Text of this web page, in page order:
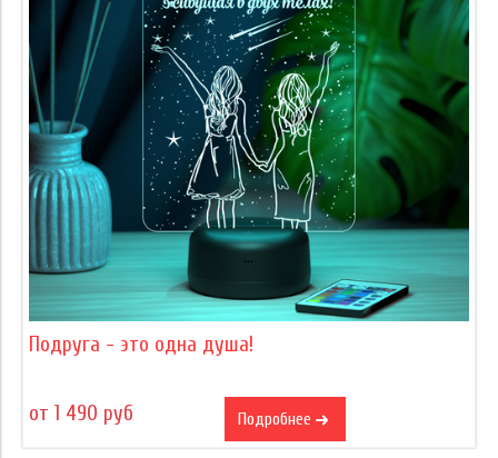
Подруга - это одна душа!
от 1 490 руб Подробнее